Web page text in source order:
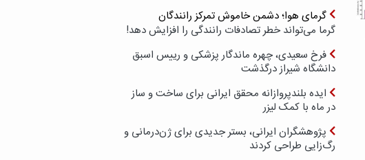
گرمای هوا؛ دشمن خاموش تمرکز رانندگان
گرما می‌تواند خطر تصادفات رانندگی را افزایش دهد!
فرخ سعیدی، چهره ماندگار پزشکی و رییس اسبق
دانشگاه شیراز درگذشت
ایده بلندپروازانه محقق ایرانی برای ساخت و ساز
در ماه با کمک لیزر
پژوهشگران ایرانی، بستر جدیدی برای ژن‌درمانی و
رگ‌زایی طراحی کردند